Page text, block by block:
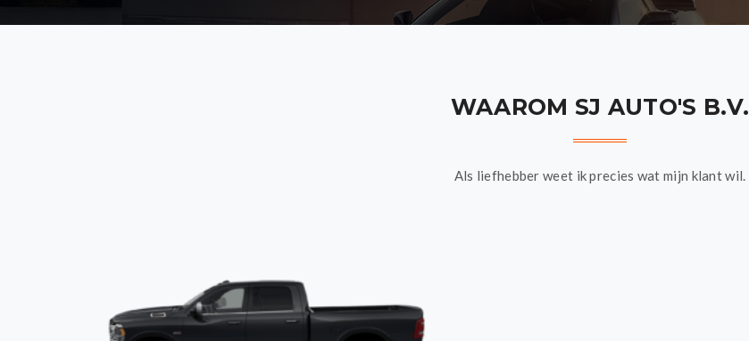
WAAROM SJ AUTO'S B.V.
Als liefhebber weet ik precies wat mijn klant wil.